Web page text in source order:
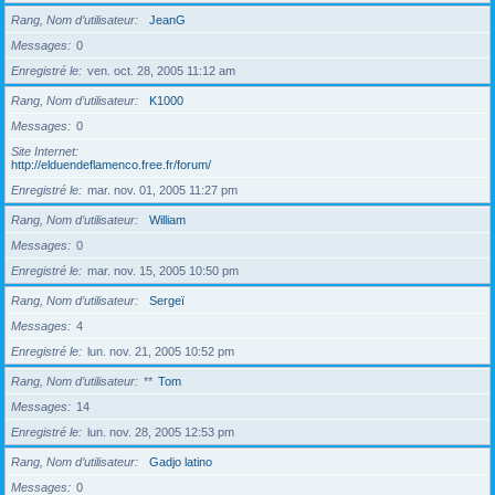
Rang, Nom d’utilisateur
JeanG
Messages
0
Enregistré le
ven. oct. 28, 2005 11:12 am
Rang, Nom d’utilisateur
K1000
Messages
0
Site Internet
http://elduendeflamenco.free.fr/forum/
Enregistré le
mar. nov. 01, 2005 11:27 pm
Rang, Nom d’utilisateur
William
Messages
0
Enregistré le
mar. nov. 15, 2005 10:50 pm
Rang, Nom d’utilisateur
Sergeï
Messages
4
Enregistré le
lun. nov. 21, 2005 10:52 pm
Rang, Nom d’utilisateur ** Tom
Messages
14
Enregistré le
lun. nov. 28, 2005 12:53 pm
Rang, Nom d’utilisateur
Gadjo latino
Messages
0